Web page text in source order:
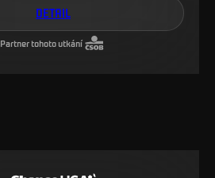
DETAIL
Partner tohoto utkání